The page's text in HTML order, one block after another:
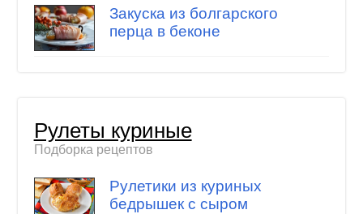
Закуска из болгарского
перца в беконе
Рулеты куриные
Подборка рецептов
Рулетики из куриных
бедрышек с сыром